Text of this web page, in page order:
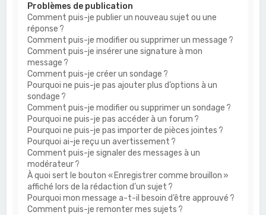
Problèmes de publication
Comment puis-je publier un nouveau sujet ou une
réponse ?
Comment puis-je modifier ou supprimer un message ?
Comment puis-je insérer une signature à mon
message ?
Comment puis-je créer un sondage ?
Pourquoi ne puis-je pas ajouter plus d’options à un
sondage ?
Comment puis-je modifier ou supprimer un sondage ?
Pourquoi ne puis-je pas accéder à un forum ?
Pourquoi ne puis-je pas importer de pièces jointes ?
Pourquoi ai-je reçu un avertissement ?
Comment puis-je signaler des messages à un
modérateur ?
À quoi sert le bouton « Enregistrer comme brouillon »
affiché lors de la rédaction d’un sujet ?
Pourquoi mon message a-t-il besoin d’être approuvé ?
Comment puis-je remonter mes sujets ?